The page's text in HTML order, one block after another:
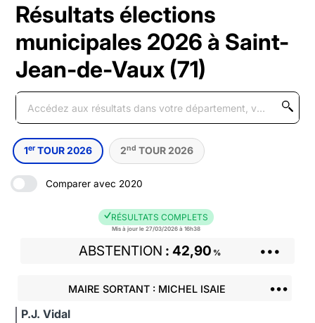
Résultats élections
municipales 2026 à Saint-
Jean-de-Vaux (71)
1er TOUR 2026 2nd TOUR 2026
Comparer avec 2020
RÉSULTATS COMPLETS
Mis à jour le 27/03/2026 à 16h38
ABSTENTION 42,90 % •••
MAIRE SORTANT : MICHEL ISAIE •••
P.J. Vidal